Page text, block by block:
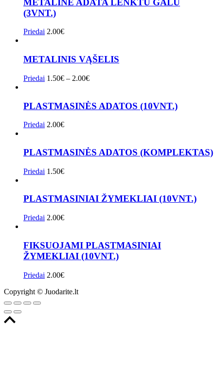
METALINĖ ADATA LENKTU GALU
(3VNT.)
Priedai 2.00€
METALINIS VĄŠELIS
Priedai 1.50€ – 2.00€
PLASTMASINĖS ADATOS (10VNT.)
Priedai 2.00€
PLASTMASINĖS ADATOS (KOMPLEKTAS)
Priedai 1.50€
PLASTMASINIAI ŽYMEKLIAI (10VNT.)
Priedai 2.00€
FIKSUOJAMI PLASTMASINIAI
ŽYMEKLIAI (10VNT.)
Priedai 2.00€
Copyright © Juodarite.lt